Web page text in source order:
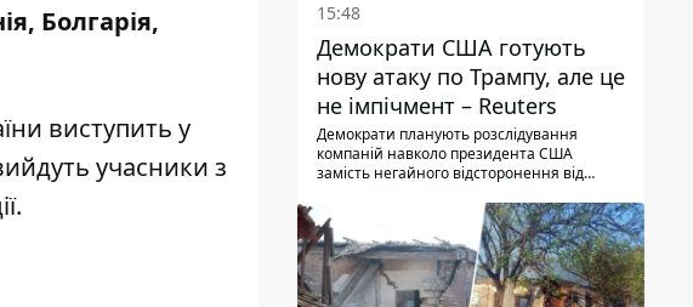
Болгарія,
виступить у
учасники з
15:48
Демократи США готують
нову атаку по Трампу, але це
не імпічмент – Reuters
Демократи планують розслідування
компаній навколо президента США
замість негайного відсторонення від